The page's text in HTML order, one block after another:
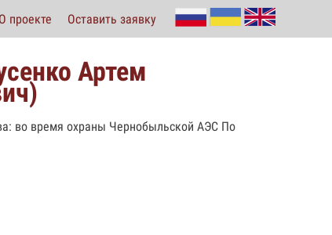
О проекте Оставить заявку
Артем
во время охраны Чернобыльской АЭС По